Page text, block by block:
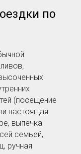
по
(посещение
настоящая
выпечка
семьей,
ручная